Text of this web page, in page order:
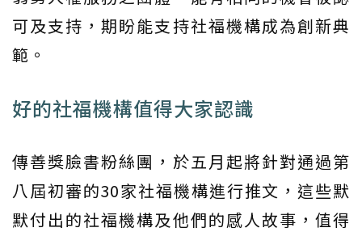
可及支持，期盼能支持社福機構成為創新典
範。
好的社福機構值得大家認識
傳善獎臉書粉絲團，於五月起將針對通過第
八屆初審的30家社福機構進行推文，這些默
默付出的社福機構及他們的感人故事，值得